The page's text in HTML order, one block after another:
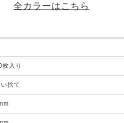
全カラーはこちら
入り
捨て